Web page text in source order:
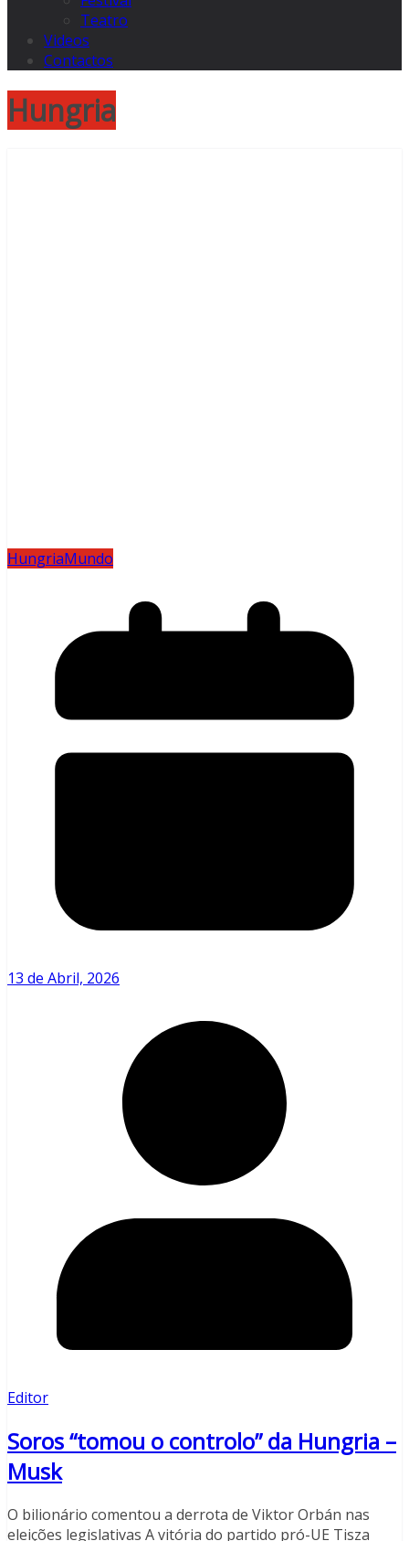
Teatro
Videos
Contactos
Hungria
HungriaMundo
13 de Abril, 2026
Editor
Soros “tomou o controlo” da Hungria –
Musk
O bilionário comentou a derrota de Viktor Orbán nas
eleições legislativas A vitória do partido pró-UE Tisza